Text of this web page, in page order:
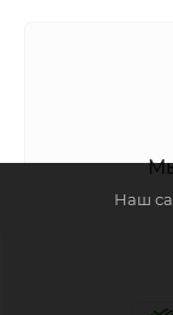
Вязаные шапки
Наш